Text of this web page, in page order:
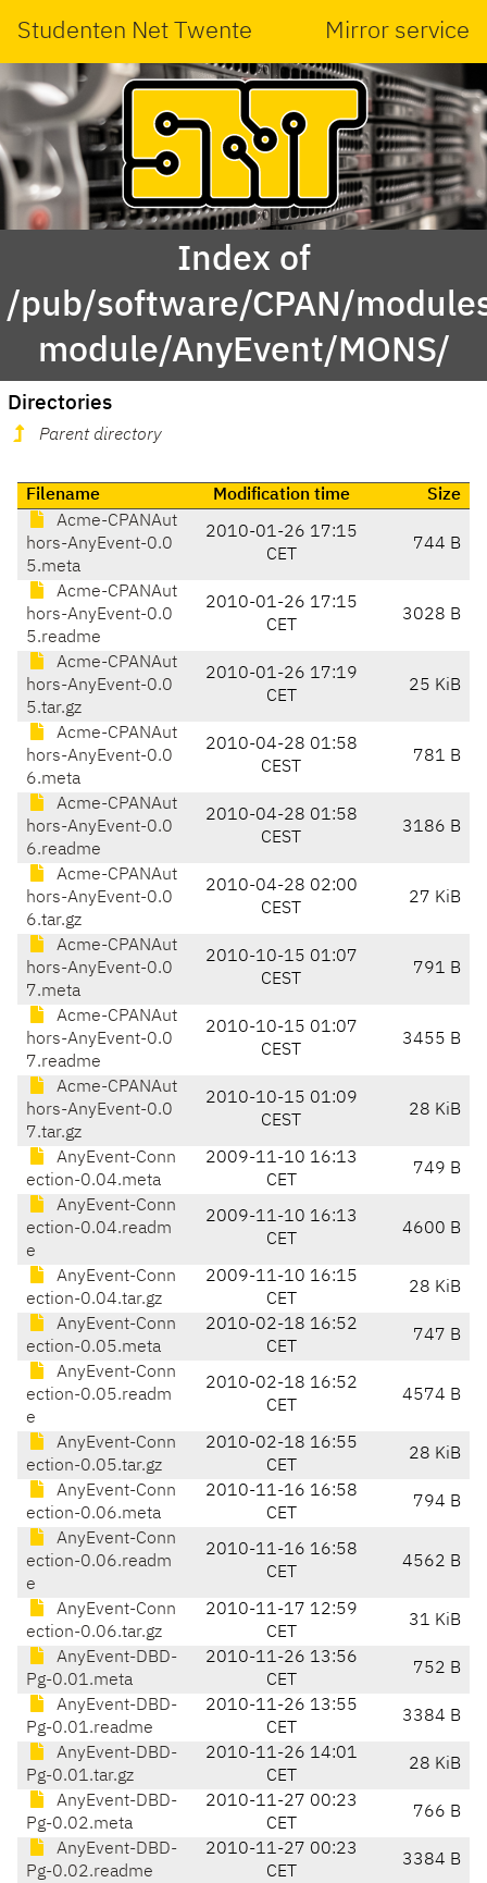
Studenten Net Twente Mirror service
Index of
/pub/software/CPAN/
module/AnyEvent/MONS/
Directories
Parent directory
Filename Modification time
Size
Acme-CPANAut
hors-AnyEvent-0.0
5.meta
2010-01-26 17:15
CET
744 B
Acme-CPANAut
hors-AnyEvent-0.0
5.readme
2010-01-26 17:15
CET
3028 B
Acme-CPANAut
hors-AnyEvent-0.0
5.tar.gz
2010-01-26 17:19
CET
25 KiB
Acme-CPANAut
hors-AnyEvent-0.0
6.meta
2010-04-28 01:58
CEST
781 B
Acme-CPANAut
hors-AnyEvent-0.0
6.readme
2010-04-28 01:58
CEST
3186 B
Acme-CPANAut
hors-AnyEvent-0.0
6.tar.gz
2010-04-28 02:00
CEST
27 KiB
Acme-CPANAut
hors-AnyEvent-0.0
7.meta
2010-10-15 01:07
CEST
791 B
Acme-CPANAut
hors-AnyEvent-0.0
7.readme
2010-10-15 01:07
CEST
3455 B
Acme-CPANAut
hors-AnyEvent-0.0
7.tar.gz
2010-10-15 01:09
CEST
28 KiB
AnyEvent-Conn
ection-0.04.meta
2009-11-10 16:13
CET
749 B
AnyEvent-Conn
ection-0.04.readm
e
2009-11-10 16:13
CET
4600 B
AnyEvent-Conn
ection-0.04.tar.gz
2009-11-10 16:15
CET
28 KiB
AnyEvent-Conn
ection-0.05.meta
2010-02-18 16:52
CET
747 B
AnyEvent-Conn
ection-0.05.readm
e
2010-02-18 16:52
CET
4574 B
AnyEvent-Conn
ection-0.05.tar.gz
2010-02-18 16:55
CET
28 KiB
AnyEvent-Conn
ection-0.06.meta
2010-11-16 16:58
CET
794 B
AnyEvent-Conn
ection-0.06.readm
e
2010-11-16 16:58
CET
4562 B
AnyEvent-Conn
ection-0.06.tar.gz
2010-11-17 12:59
CET
31 KiB
AnyEvent-DBD-
Pg-0.01.meta
2010-11-26 13:56
CET
752 B
AnyEvent-DBD-
Pg-0.01.readme
2010-11-26 13:55
CET
3384 B
AnyEvent-DBD-
Pg-0.01.tar.gz
2010-11-26 14:01
CET
28 KiB
AnyEvent-DBD-
Pg-0.02.meta
2010-11-27 00:23
CET
766 B
AnyEvent-DBD-
Pg-0.02.readme
2010-11-27 00:23
CET
3384 B